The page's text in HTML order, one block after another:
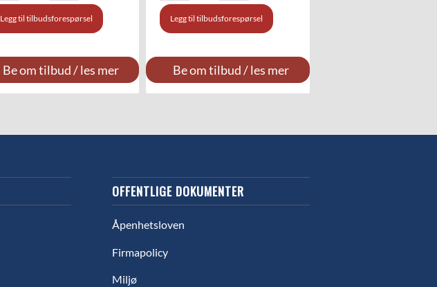
Legg til tilbudsforespørsel
Be om tilbud / les mer
Legg til tilbudsforespørsel
Be om tilbud / les mer
OFFENTLIGE DOKUMENTER
Åpenhetsloven
Firmapolicy
Miljø